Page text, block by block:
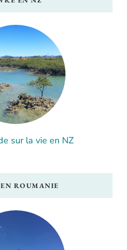
sur la vie en NZ
ROUMANIE